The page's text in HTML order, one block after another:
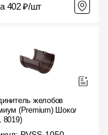
402 ₽/шт
желобов
(Premium) Шоколад,
8019)